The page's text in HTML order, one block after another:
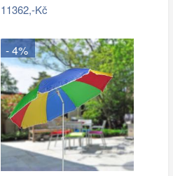
11362,-Kč
- 4%